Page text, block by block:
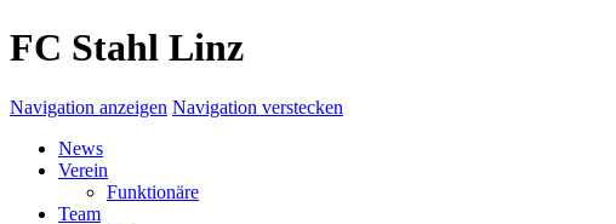
FC Stahl Linz
Navigation anzeigen Navigation verstecken
News
Verein
Funktionäre
Team